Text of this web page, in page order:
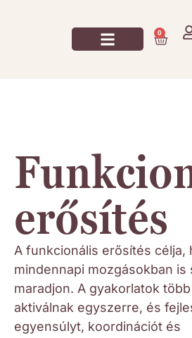
0
erősítés
A funkcionális erősítés célja,
mindennapi mozgásokban is
maradjon. A gyakorlatok
aktiválnak egyszerre, és
egyensúlyt, koordinációt és